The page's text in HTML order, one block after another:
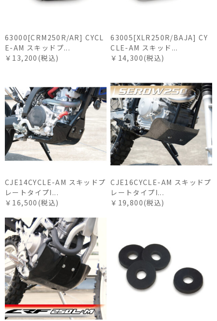
63000[CRM250R/AR] CYCL
E-AM スキッドプ...
￥13,200(税込)
63005[XLR250R/BAJA] CY
CLE-AM スキッド...
￥14,300(税込)
CJE14CYCLE-AM スキッドプ
レートタイプI...
￥16,500(税込)
CJE16CYCLE-AM スキッドプ
レートタイプI...
￥19,800(税込)